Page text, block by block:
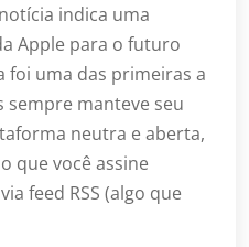
indica uma
Apple para o futuro
foi uma das primeiras a
manteve seu
neutra e aberta,
que você assine
feed RSS (algo que